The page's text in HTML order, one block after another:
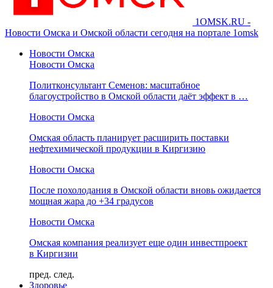
1OMSK.RU -
Новости Омска и Омской области сегодня на портале 1omsk
Новости Омска
Новости Омска
Политконсультант Семенов: масштабное
благоустройство в Омской области даёт эффект в …
Новости Омска
Омская область планирует расширить поставки
нефтехимической продукции в Киргизию
Новости Омска
После похолодания в Омской области вновь ожидается
мощная жара до +34 градусов
Новости Омска
Омская компания реализует еще один инвестпроект
в Киргизии
пред. след.
Здоровье